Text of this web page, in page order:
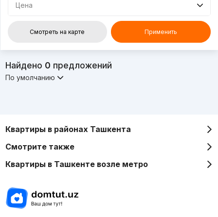
Цена
Смотреть на карте Применить
Найдено 0 предложений
По умолчанию
Квартиры в районах Ташкента
Смотрите также
Квартиры в Ташкенте возле метро